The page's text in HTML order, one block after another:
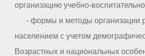
организацию учебно-
- формы и методы организации
населением с учетом
Возрастных и национальных